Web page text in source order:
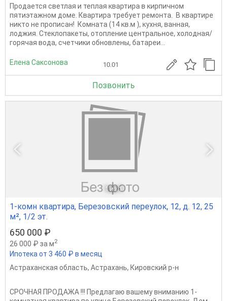
Продается светлая и теплая квартира в кирпичном
пятиэтажном доме. Квартира требует ремонта. В квартире
никто не прописан! Комната (14 кв.м ), кухня, ванная,
лоджия. Стеклопакеты, отопление центральное, холодная/
горячая вода, счетчики обновлены, батареи...
Елена Саксонова 10.01
Позвонить
1 из 1
1-комн квартира, Березовский переулок, 12, д. 12, 25
м², 1/2 эт.
650 000 ₽
26 000 ₽ за м2
Ипотека от 3 460 ₽ в месяц
Астраханская область, Астрахань, Кировский р-н
CРOЧHАЯ ПPОДАЖА !!! Прeдлагaю вашему внимaнию 1-